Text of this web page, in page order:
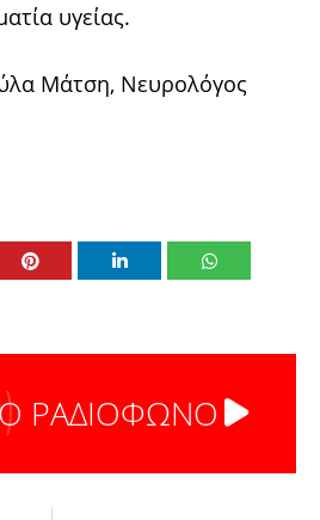
υγείας.
Μάτση, Νευρολόγος
ΡΑΔΙΟΦΩΝΟ